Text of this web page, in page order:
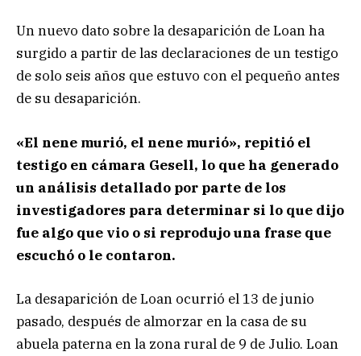
Un nuevo dato sobre la desaparición de Loan ha
surgido a partir de las declaraciones de un testigo
de solo seis años que estuvo con el pequeño antes
de su desaparición.
«El nene murió, el nene murió», repitió el
testigo en cámara Gesell, lo que ha generado
un análisis detallado por parte de los
investigadores para determinar si lo que dijo
fue algo que vio o si reprodujo una frase que
escuchó o le contaron.
La desaparición de Loan ocurrió el 13 de junio
pasado, después de almorzar en la casa de su
abuela paterna en la zona rural de 9 de Julio. Loan